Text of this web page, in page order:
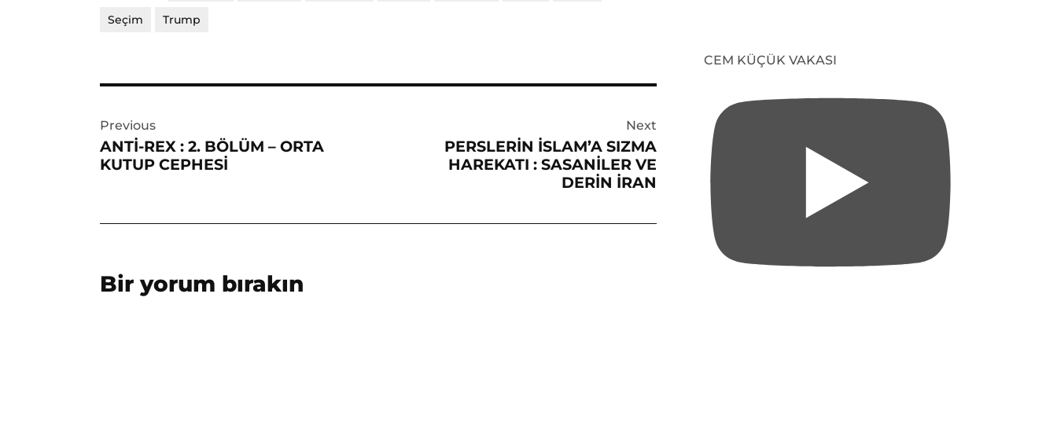
Seçim Trump
gezinmesi
Previous
ANTİ-REX : 2. BÖLÜM – ORTA
KUTUP CEPHESİ
Next
PERSLERİN İSLAM’A SIZMA
HAREKATI : SASANİLER VE
DERİN İRAN
Bir yorum bırakın
CEM KÜÇÜK VAKASI